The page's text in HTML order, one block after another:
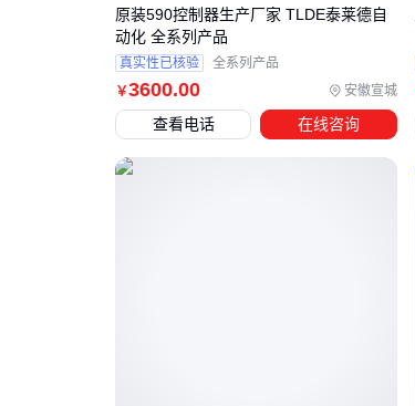
￥3600.00 安徽宣城
原装590控制器生产厂家 TLDE泰莱德自
动化 全系列产品
真实性已核验 全系列产品
查看电话 在线咨询